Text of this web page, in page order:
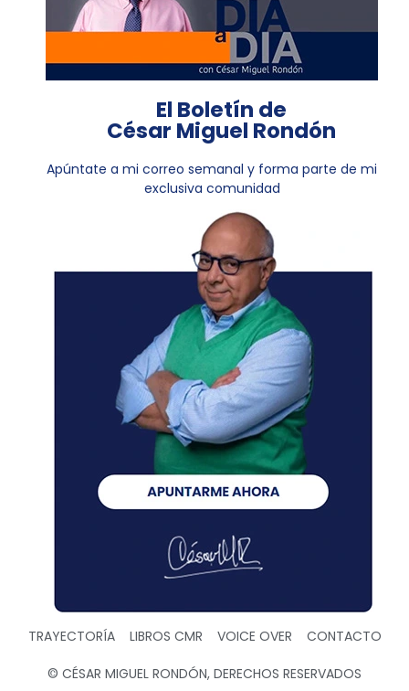
El Boletín de
César Miguel Rondón
Apúntate a mi correo semanal y forma parte de mi
exclusiva comunidad
TRAYECTORÍA LIBROS CMR VOICE OVER CONTACTO
© CÉSAR MIGUEL RONDÓN, DERECHOS RESERVADOS